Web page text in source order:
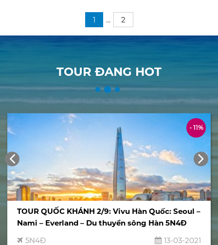
1 ... 2
TOUR ĐANG HOT
- 11%
TOUR QUỐC KHÁNH 2/9: Vivu Hàn Quốc: Seoul –
Nami – Everland – Du thuyền sông Hàn 5N4Đ
5N4Đ
13-03-2021